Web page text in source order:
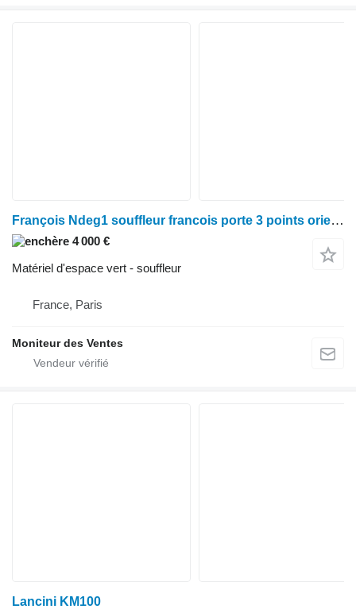
François Ndeg1 souffleur francois porte 3 points orientation
4 000 €
Matériel d'espace vert - souffleur
France, Paris
Moniteur des Ventes
Lancini KM100